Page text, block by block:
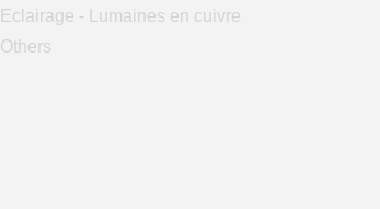
Eclairage - Lumaines en cuivre
Others